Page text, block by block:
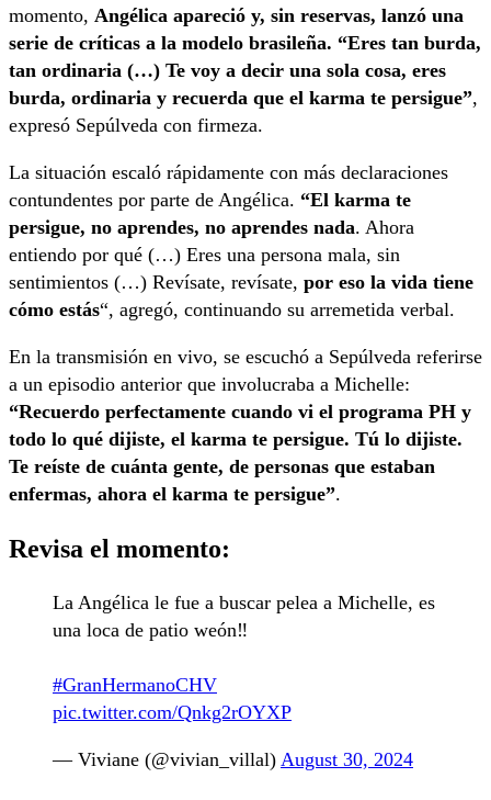
momento, Angélica apareció y, sin reservas, lanzó una
serie de críticas a la modelo brasileña. “Eres tan burda,
tan ordinaria (…) Te voy a decir una sola cosa, eres
burda, ordinaria y recuerda que el karma te persigue”,
expresó Sepúlveda con firmeza.
La situación escaló rápidamente con más declaraciones
contundentes por parte de Angélica. “El karma te
persigue, no aprendes, no aprendes nada. Ahora
entiendo por qué (…) Eres una persona mala, sin
sentimientos (…) Revísate, revísate, por eso la vida tiene
cómo estás“, agregó, continuando su arremetida verbal.
En la transmisión en vivo, se escuchó a Sepúlveda referirse
a un episodio anterior que involucraba a Michelle:
“Recuerdo perfectamente cuando vi el programa PH y
todo lo qué dijiste, el karma te persigue. Tú lo dijiste.
Te reíste de cuánta gente, de personas que estaban
enfermas, ahora el karma te persigue”.
Revisa el momento:
La Angélica le fue a buscar pelea a Michelle, es
una loca de patio weón‼️
#GranHermanoCHV
pic.twitter.com/Qnkg2rOYXP
— Viviane (@vivian_villal) August 30, 2024